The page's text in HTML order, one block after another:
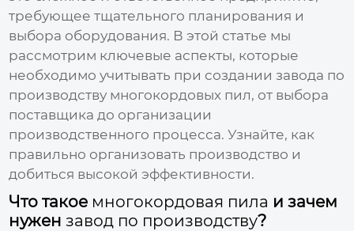
требующее тщательного планирования и
выбора оборудования. В этой статье мы
рассмотрим ключевые аспекты, которые
необходимо учитывать при созданиизавода по
производству многокордовых пил, от выбора
поставщика до организации
производственного процесса. Узнайте, как
правильно организовать производство и
добиться высокой эффективности.
Что такое многокордовая пила и зачем
нужензавод по производству?